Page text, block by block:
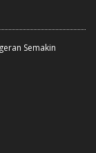
Semakin